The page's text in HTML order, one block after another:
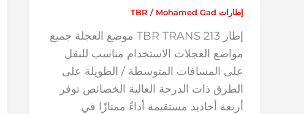
إطارات TBR / Mohamed Gad
إطار TBR TRANS 213 موضع العجلة جميع
مواضع العجلات الاستخدام مناسب للنقل
على المسافات المتوسطة / الطويلة على
الطرق ذات الدرجة العالية الخصائص توفر
أربعة أخاديد مستقيمة أداءً ممتازًا في